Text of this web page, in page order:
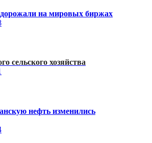
на мировых биржах
сельского хозяйства
нефть изменились